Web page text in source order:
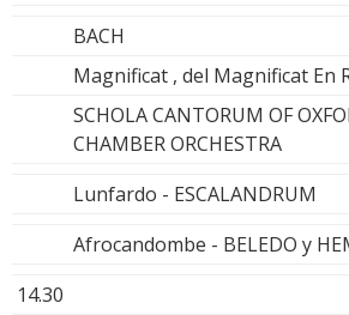
BACH
Magnificat , del Magnificat En
SCHOLA CANTORUM OF
CHAMBER ORCHESTRA
Lunfardo - ESCALANDRUM
Afrocandombe - BELEDO y
14.30